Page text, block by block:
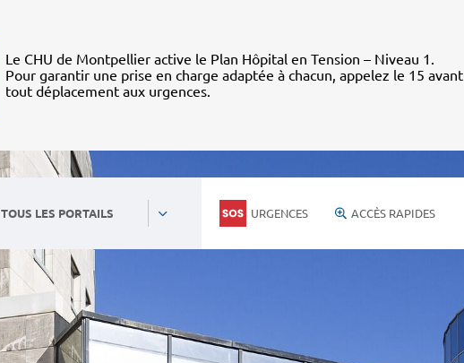
Le CHU de Montpellier active le Plan Hôpital en Tension – Niveau 1.
Pour garantir une prise en charge adaptée à chacun, appelez le 15 avant
tout déplacement aux urgences.
TOUS LES PORTAILS URGENCES ACCÈS RAPIDES